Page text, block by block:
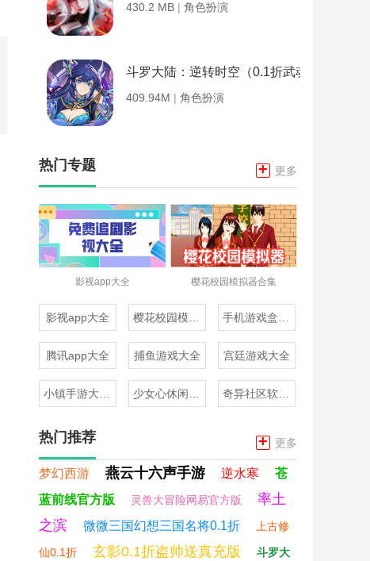
430.2 MB | 角色扮演
斗罗大陆：逆转时空（0.1折武魂觉醒）
409.94M | 角色扮演
热门专题 + 更多
影视app大全 樱花校园模拟器合集
影视app大全
腾讯app大全 捕鱼游戏大全 宫廷游戏大全
热门推荐 + 更多
梦幻西游 燕云十六声手游 逆水寒
苍
蓝前线官方版
灵兽大冒险网易官方版
率土
之滨
微微三国幻想三国名将0.1折 上古修
仙0.1折 玄影0.1折盗帅送真充版
斗罗大